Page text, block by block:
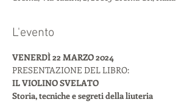
L'evento
VENERDÌ 22 MARZO 2024
PRESENTAZIONE DEL LIBRO:
IL VIOLINO SVELATO
Storia, tecniche e segreti della liuteria